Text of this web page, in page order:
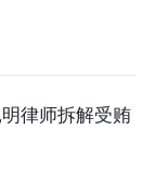
律师拆解受贿